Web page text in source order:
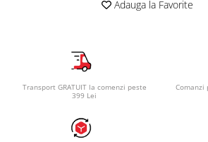
Adauga la Favorite
Transport GRATUIT la comenzi peste
399 Lei
Comanzi